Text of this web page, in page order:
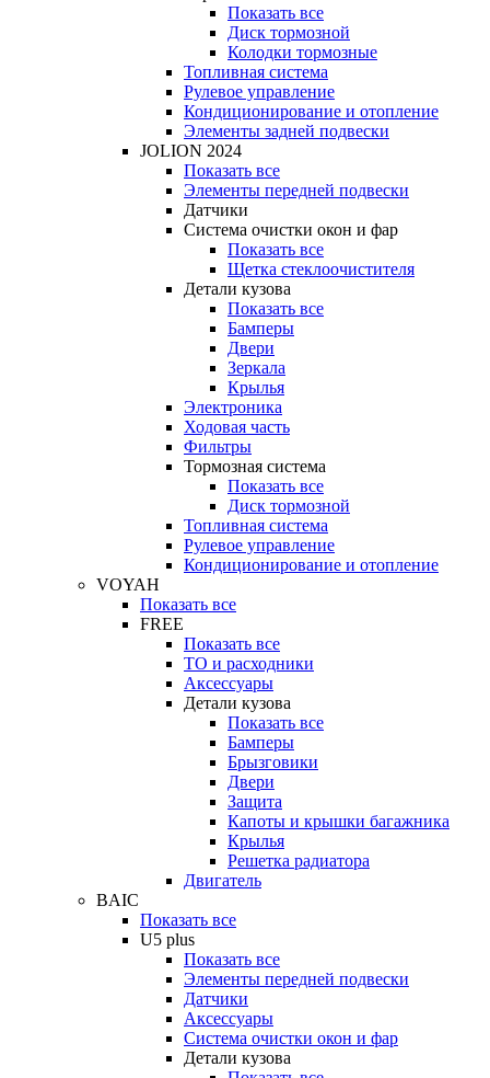
Показать все
Диск тормозной
Колодки тормозные
Топливная система
Рулевое управление
Кондиционирование и отопление
Элементы задней подвески
JOLION 2024
Показать все
Элементы передней подвески
Датчики
Система очистки окон и фар
Показать все
Щетка стеклоочистителя
Детали кузова
Показать все
Бамперы
Двери
Зеркала
Крылья
Электроника
Ходовая часть
Фильтры
Тормозная система
Показать все
Диск тормозной
Топливная система
Рулевое управление
Кондиционирование и отопление
VOYAH
Показать все
FREE
Показать все
ТО и расходники
Аксессуары
Детали кузова
Показать все
Бамперы
Брызговики
Двери
Защита
Капоты и крышки багажника
Крылья
Решетка радиатора
Двигатель
BAIC
Показать все
U5 plus
Показать все
Элементы передней подвески
Датчики
Аксессуары
Система очистки окон и фар
Детали кузова